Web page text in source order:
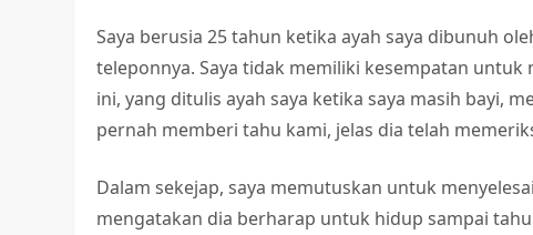
Saya berusia 25 tahun ketika ayah saya dibunuh
teleponnya. Saya tidak memiliki kesempatan
ini, yang ditulis ayah saya ketika saya masih bayi,
pernah memberi tahu kami, jelas dia telah
Dalam sekejap, saya memutuskan untuk
mengatakan dia berharap untuk hidup sampai